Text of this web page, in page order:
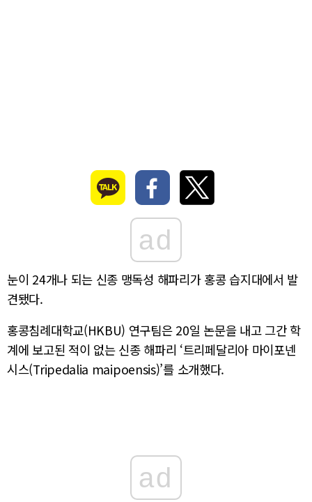
ad
눈이 24개나 되는 신종 맹독성 해파리가 홍콩 습지대에서 발
견됐다.
홍콩침례대학교(HKBU) 연구팀은 20일 논문을 내고 그간 학
계에 보고된 적이 없는 신종 해파리 ‘트리페달리아 마이포넨
시스(Tripedalia maipoensis)’를 소개했다.
ad